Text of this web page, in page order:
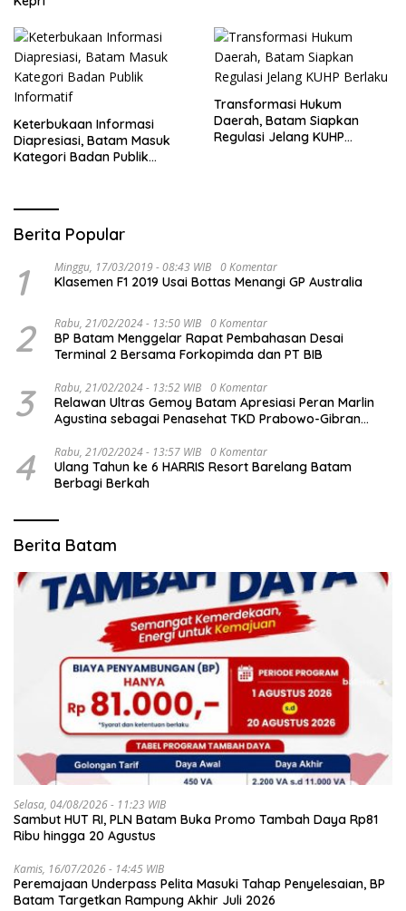
Keterbukaan Informasi
Diapresiasi, Batam Masuk
Kategori Badan Publik
Transformasi Hukum
Daerah, Batam Siapkan
Regulasi Jelang KUHP
Berita Popular
1 Minggu, 17/03/2019 - 08:43 WIB 0 Komentar
Klasemen F1 2019 Usai Bottas Menangi GP Australia
2 Rabu, 21/02/2024 - 13:50 WIB 0 Komentar
BP Batam Menggelar Rapat Pembahasan Desai
Terminal 2 Bersama Forkopimda dan PT BIB
3 Rabu, 21/02/2024 - 13:52 WIB 0 Komentar
Relawan Ultras Gemoy Batam Apresiasi Peran Marlin
Agustina sebagai Penasehat TKD Prabowo-Gibran
4 Rabu, 21/02/2024 - 13:57 WIB 0 Komentar
Ulang Tahun ke 6 HARRIS Resort Barelang Batam
Berbagi Berkah
Berita Batam
Selasa, 04/08/2026 - 11:23 WIB
Sambut HUT RI, PLN Batam Buka Promo Tambah Daya Rp81
Ribu hingga 20 Agustus
Kamis, 16/07/2026 - 14:45 WIB
Peremajaan Underpass Pelita Masuki Tahap Penyelesaian, BP
Batam Targetkan Rampung Akhir Juli 2026